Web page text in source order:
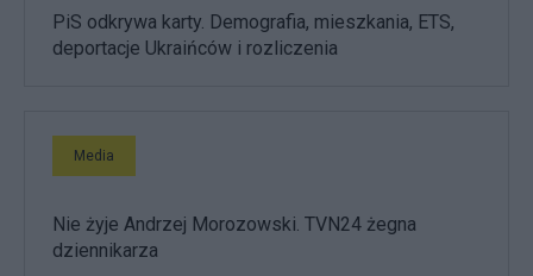
PiS odkrywa karty. Demografia, mieszkania, ETS,
deportacje Ukraińców i rozliczenia
Media
Nie żyje Andrzej Morozowski. TVN24 żegna
dziennikarza